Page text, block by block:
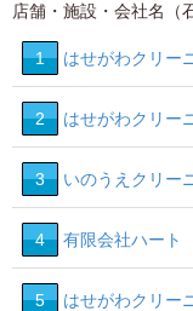
店舗・施設・会社名（
1 はせがわクリー
2 はせがわクリー
3 いのうえクリー
4 有限会社ハート
5 はせがわクリー